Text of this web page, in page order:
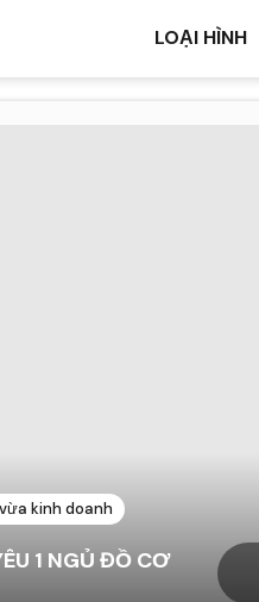
LOẠI HÌNH
kinh doanh
1 NGỦ ĐỒ CƠ